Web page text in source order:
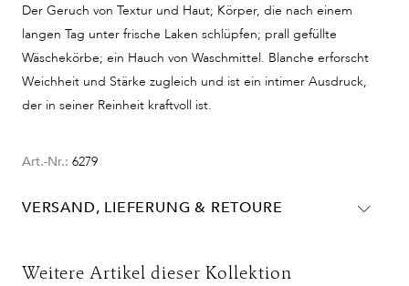
Der Geruch von Textur und Haut; Körper, die nach einem
langen Tag unter frische Laken schlüpfen; prall gefüllte
Wäschekörbe; ein Hauch von Waschmittel. Blanche erforscht
Weichheit und Stärke zugleich und ist ein intimer Ausdruck,
der in seiner Reinheit kraftvoll ist.
Art.-Nr.: 6279
VERSAND, LIEFERUNG & RETOURE
DHL
Weitere Artikel dieser Kollektion